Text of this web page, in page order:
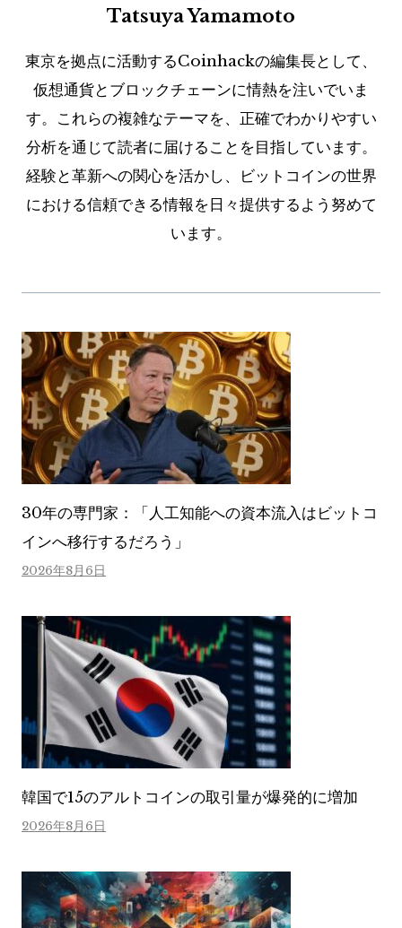
Tatsuya Yamamoto
東京を拠点に活動するCoinhackの編集長として、
仮想通貨とブロックチェーンに情熱を注いでいま
す。これらの複雑なテーマを、正確でわかりやすい
分析を通じて読者に届けることを目指しています。
経験と革新への関心を活かし、ビットコインの世界
における信頼できる情報を日々提供するよう努めて
います。
30年の専門家：「人工知能への資本流入はビットコ
インへ移行するだろう」
2026年8月6日
韓国で15のアルトコインの取引量が爆発的に増加
2026年8月6日